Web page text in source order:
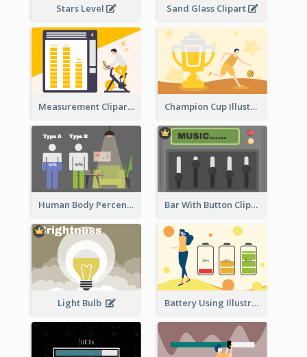
Stars Level Sand Glass Clipart
Measurement Clipart Champion Cup Illustration
Human Body Percentage Comparison Bar With Button Clipart
Light Bulb Battery Using Illustration